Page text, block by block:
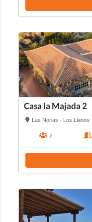
Casa la Majada 2
Las Norias - Los Llanos
2